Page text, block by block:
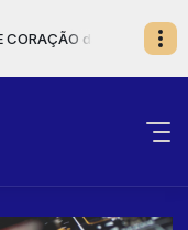
das 00:00 às